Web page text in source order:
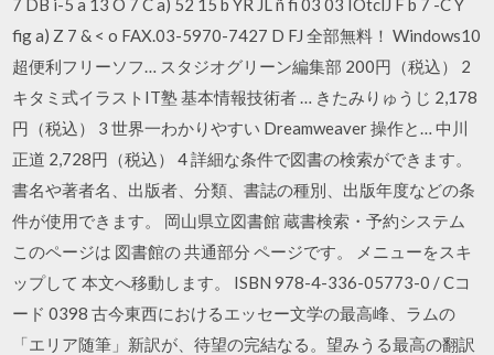
fig a) Z 7 & < o FAX.03-5970-7427 D FJ 全部無料！ Windows10
超便利フリーソフ… スタジオグリーン編集部 200円（税込） 2
キタミ式イラストIT塾 基本情報技術者 … きたみりゅうじ 2,178
円（税込） 3 世界一わかりやすい Dreamweaver 操作と… 中川
正道 2,728円（税込） 4 詳細な条件で図書の検索ができます。
書名や著者名、出版者、分類、書誌の種別、出版年度などの条
件が使用できます。 岡山県立図書館 蔵書検索・予約システム
このページは 図書館の 共通部分 ページです。 メニューをスキ
ップして 本文へ移動します。 ISBN 978-4-336-05773-0 / Cコ
ード 0398 古今東西におけるエッセー文学の最高峰、ラムの
「エリア随筆」新訳が、待望の完結なる。望みうる最高の翻訳